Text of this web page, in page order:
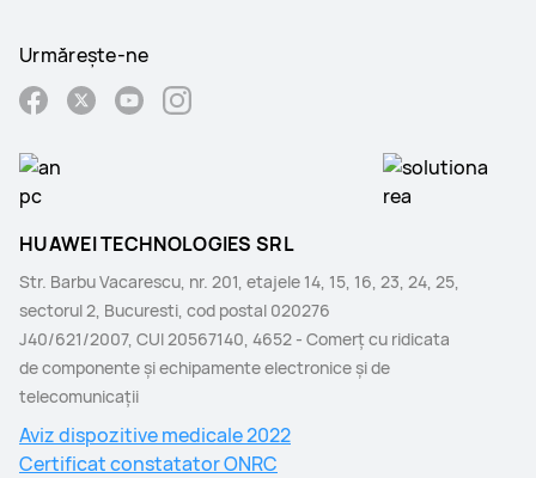
Urmărește-ne
HUAWEI TECHNOLOGIES SRL
Str. Barbu Vacarescu, nr. 201, etajele 14, 15, 16, 23, 24, 25,
sectorul 2, Bucuresti, cod postal 020276
J40/621/2007, CUI 20567140, 4652 - Comerţ cu ridicata
de componente şi echipamente electronice şi de
telecomunicaţii
Aviz dispozitive medicale 2022
Certificat constatator ONRC